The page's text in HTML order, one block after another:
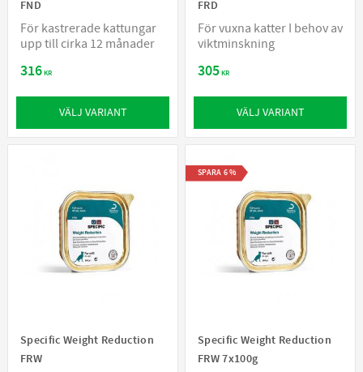
FND
För kastrerade kattungar
upp till cirka 12 månader
316KR
VÄLJ VARIANT
FRD
För vuxna katter I behov av
viktminskning
305KR
VÄLJ VARIANT
Specific Weight Reduction
FRW
Specific Weight Reduction
FRW 7x100g
SPARA 6%